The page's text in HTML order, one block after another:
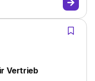
Vertrieb